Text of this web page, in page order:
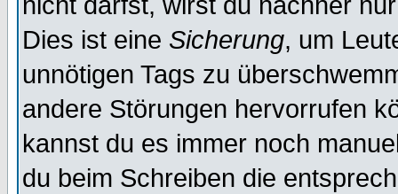
Dies ist eine Sicherung, um
unnötigen Tags zu
andere Störungen hervorrufen
kannst du es immer noch
du beim Schreiben die